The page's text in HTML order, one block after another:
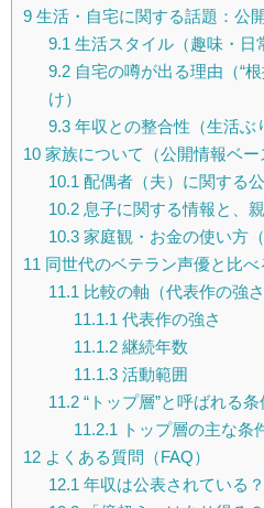
9 生活・自宅に関する話題：公
9.1 生活スタイル（趣味・日
9.2自宅の噂が出る理由（“
け）
9.3年収との整合性（生活ぶ
10 家族について（公開情報ベー
10.1 配偶者（夫）に関する
10.2息子に関する情報と、
10.3家庭観・お金の使い方
11 同世代のベテラン声優と比べ
11.1 比較の軸（代表作の強
11.1.1 代表作の強さ
11.1.2継続年数
11.1.3活動範囲
11.2“トップ層”と呼ばれる
11.2.1 トップ層の主な条
12 よくある質問（FAQ）
12.1 年収は公表されている？